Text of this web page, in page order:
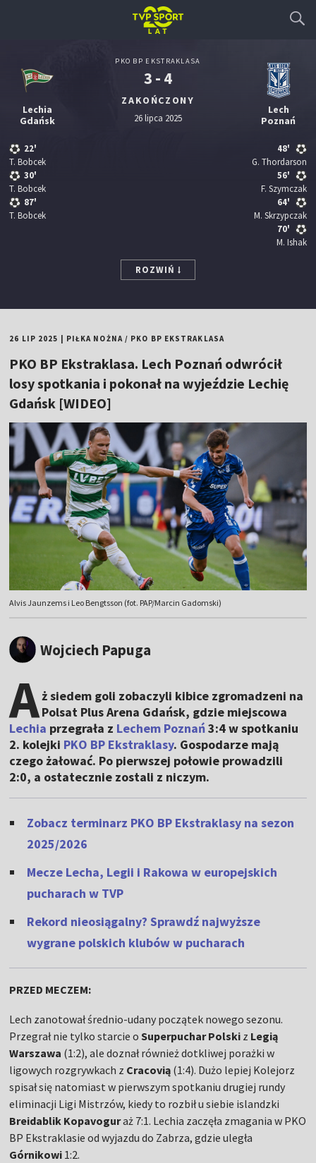
Lechia
Gdańsk
22'
T. Bobcek
30'
T. Bobcek
87'
T. Bobcek
PKO BP EKSTRAKLASA
3 - 4
ZAKOŃCZONY
26 lipca 2025
Lech
Poznań
48'
G. Thordarson
56'
F. Szymczak
64'
M. Skrzypczak
70'
M. Ishak
ROZWIŃ
26 LIP 2025 PIŁKA NOŻNA/ PKO BP EKSTRAKLASA
PKO BP Ekstraklasa. Lech Poznań odwrócił
losy spotkania i pokonał na wyjeździe Lechię
Gdańsk [WIDEO]
Alvis Jaunzems i Leo Bengtsson (fot. PAP/Marcin Gadomski)
Wojciech Papuga
Aż siedem goli zobaczyli kibice zgromadzeni na
Polsat Plus Arena Gdańsk, gdzie miejscowa
Lechia przegrała z Lechem Poznań3:4 w spotkaniu
2. kolejki PKO BP Ekstraklasy. Gospodarze mają
czego żałować. Po pierwszej połowie prowadzili
2:0, a ostatecznie zostali z niczym.
Zobacz terminarz PKO BP Ekstraklasy na sezon
2025/2026
Mecze Lecha, Legii i Rakowa w europejskich
pucharach w TVP
Rekord nieosiągalny? Sprawdź najwyższe
wygrane polskich klubów w pucharach
PRZED MECZEM:
Lech zanotował średnio-udany początek nowego sezonu.
Przegrał nie tylko starcie oSuperpuchar Polski z Legią
Warszawa (1:2), ale doznał również dotkliwej porażki w
ligowych rozgrywkach z Cracovią (1:4). Dużo lepiej Kolejorz
spisał się natomiast w pierwszym spotkaniu drugiej rundy
eliminacji Ligi Mistrzów, kiedy to rozbił u siebie islandzki
Breidablik Kopavoguraż 7:1. Lechia zaczęła zmagania w PKO
BP Ekstraklasie od wyjazdu do Zabrza, gdzie uległa
Górnikowi 1:2.